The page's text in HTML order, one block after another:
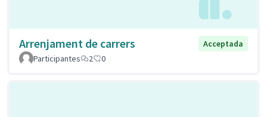
Arrenjament de carrers
Acceptada
Participantes
2 0